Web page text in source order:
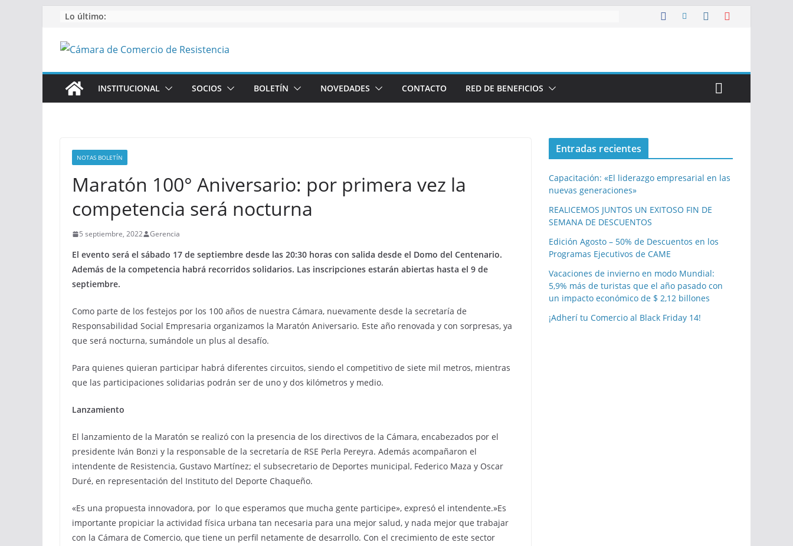
Saltar
contenido
Lo último:
INSTITUCIONAL SOCIOS BOLETÍN NOVEDADES CONTACTO RED DE BENEFICIOS
NOTAS BOLETÍN
Maratón 100° Aniversario: por primera vez la
competencia será nocturna
5 septiembre, 2022 Gerencia
El evento será el sábado 17 de septiembre desde las 20:30 horas con salida desde el Domo del Centenario.
Además de la competencia habrá recorridos solidarios. Las inscripciones estarán abiertas hasta el 9 de
septiembre.
Como parte de los festejos por los 100 años de nuestra Cámara, nuevamente desde la secretaría de
Responsabilidad Social Empresaria organizamos la Maratón Aniversario. Este año renovada y con sorpresas, ya
que será nocturna, sumándole un plus al desafío.
Para quienes quieran participar habrá diferentes circuitos, siendo el competitivo de siete mil metros, mientras
que las participaciones solidarias podrán ser de uno y dos kilómetros y medio.
Lanzamiento
El lanzamiento de la Maratón se realizó con la presencia de los directivos de la Cámara, encabezados por el
presidente Iván Bonzi y la responsable de la secretaría de RSE Perla Pereyra. Además acompañaron el
intendente de Resistencia, Gustavo Martínez; el subsecretario de Deportes municipal, Federico Maza y Oscar
Duré, en representación del Instituto del Deporte Chaqueño.
«Es una propuesta innovadora, por lo que esperamos que mucha gente participe», expresó el intendente.»Es
importante propiciar la actividad física urbana tan necesaria para una mejor salud, y nada mejor que trabajar
con la Cámara de Comercio, que tiene un perfil netamente de desarrollo. Con el crecimiento de este sector
Entradas recientes
Capacitación: «El liderazgo empresarial en las
nuevas generaciones»
REALICEMOS JUNTOS UN EXITOSO FIN DE
SEMANA DE DESCUENTOS
Edición Agosto – 50% de Descuentos en los
Programas Ejecutivos de CAME
Vacaciones de invierno en modo Mundial:
5,9% más de turistas que el año pasado con
un impacto económico de $ 2,12 billones
¡Adherí tu Comercio al Black Friday 14!